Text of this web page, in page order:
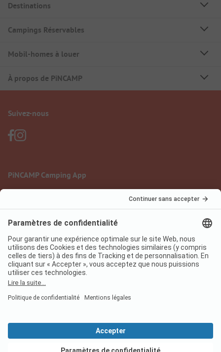
Destinations
Campings Réservables
Mobil-homes à louer
À propos de PiNCAMP
Suivez-nous
PiNCAMP Camping App
Mentions légales
Protection des données
Conditions d'utilisation
Règlement sur les services numériques